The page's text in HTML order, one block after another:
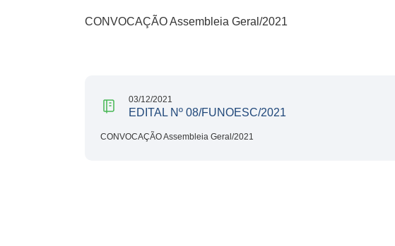
CONVOCAÇÃO Assembleia Geral/2021
03/12/2021
EDITAL Nº 08/FUNOESC/2021
CONVOCAÇÃO Assembleia Geral/2021